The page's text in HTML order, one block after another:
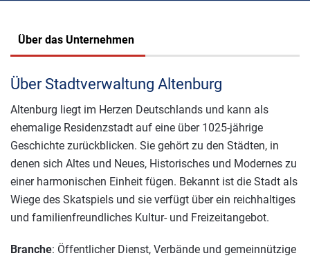
Über das Unternehmen
Über Stadtverwaltung Altenburg
Altenburg liegt im Herzen Deutschlands und kann als
ehemalige Residenzstadt auf eine über 1025-jährige
Geschichte zurückblicken. Sie gehört zu den Städten, in
denen sich Altes und Neues, Historisches und Modernes zu
einer harmonischen Einheit fügen. Bekannt ist die Stadt als
Wiege des Skatspiels und sie verfügt über ein reichhaltiges
und familienfreundliches Kultur- und Freizeitangebot.
Branche: Öffentlicher Dienst, Verbände und gemeinnützige